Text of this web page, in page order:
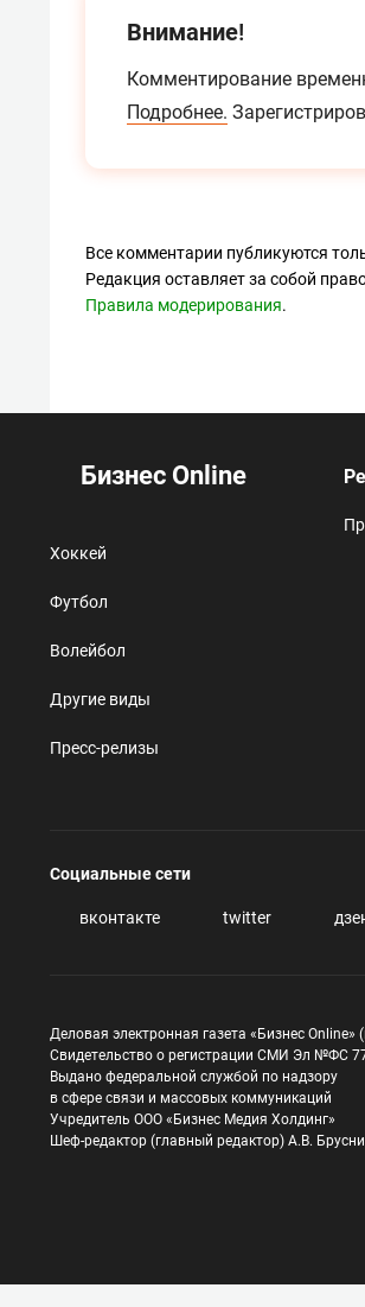
Внимание!
Комментирование
Подробнее.
Все комментарии публикуются
Редакция оставляет за собой
Правила модерирования.
Бизнес Online
Хоккей
Футбол
Волейбол
Другие виды
Пресс-релизы
Социальные сети
вконтакте twitter
Деловая электронная газета «Бизнес Online»
Свидетельство о регистрации СМИ Эл №ФС
Выдано федеральной службой по надзору
в сфере связи и массовых коммуникаций
Учредитель ООО «Бизнес Медия Холдинг»
Шеф-редактор (главный редактор) А.В.